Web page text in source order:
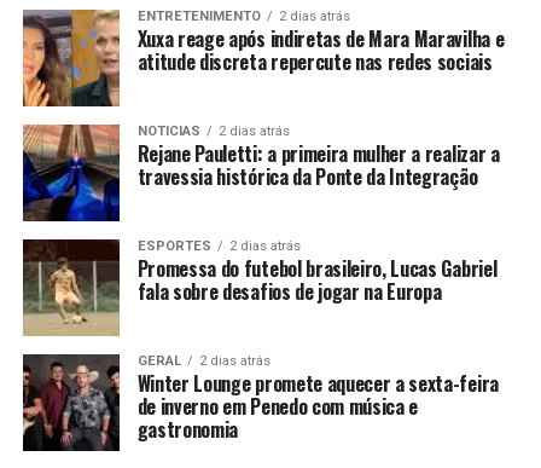
ENTRETENIMENTO 2 dias atrás
Xuxa reage após indiretas de Mara Maravilha e
atitude discreta repercute nas redes sociais
NOTICIAS 2 dias atrás
Rejane Pauletti: a primeira mulher a realizar a
travessia histórica da Ponte da Integração
ESPORTES 2 dias atrás
Promessa do futebol brasileiro, Lucas Gabriel
fala sobre desafios de jogar na Europa
GERAL 2 dias atrás
Winter Lounge promete aquecer a sexta-feira
de inverno em Penedo com música e
gastronomia